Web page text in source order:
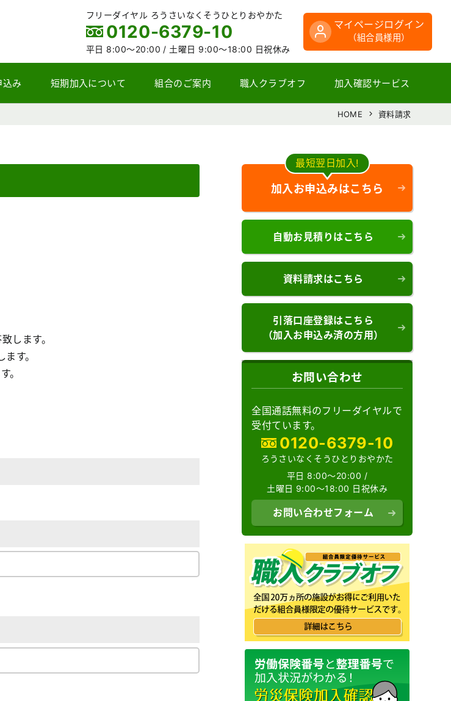
フリーダイヤル ろうさいなくそうひとりおやかた
0120-6379-10
平日 8:00～20:00 / 土曜日 9:00～18:00 日祝休み
マイページログイン
（組合員様用）
込み 短期加入について 組合のご案内 職人クラブオフ 加入確認サービス
HOME 資料請求
します。
す。
。
最短翌日加入!
加入お申込みはこちら
自動お見積りはこちら
資料請求はこちら
引落口座登録はこちら
（加入お申込み済の方用）
お問い合わせ
全国通話無料のフリーダイヤルで
受付ています。
0120-6379-10
ろうさいなくそうひとりおやかた
平日 8:00～20:00 /
土曜日 9:00～18:00 日祝休み
お問い合わせフォーム